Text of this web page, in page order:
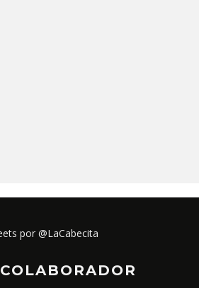
por @LaCabecita